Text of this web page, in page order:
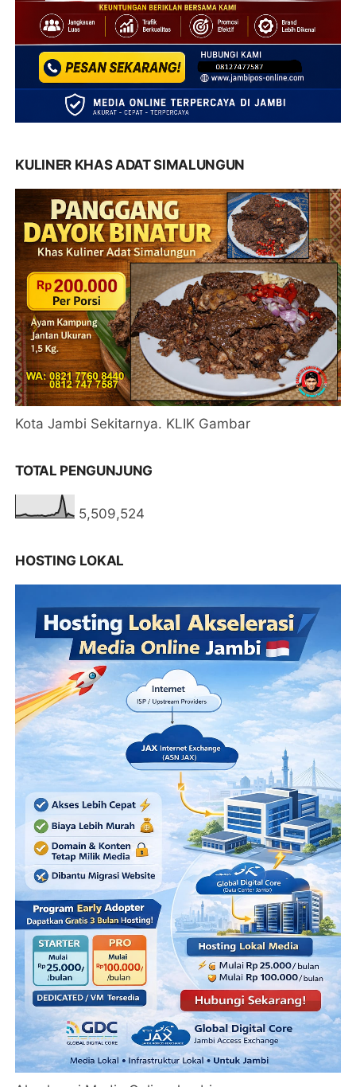
KULINER KHAS ADAT SIMALUNGUN
Kota Jambi Sekitarnya. KLIK Gambar
TOTAL PENGUNJUNG
5,509,524
HOSTING LOKAL